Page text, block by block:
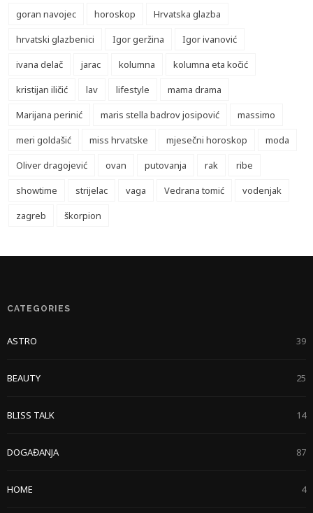
goran navojec
horoskop
Hrvatska glazba
hrvatski glazbenici
Igor geržina
Igor ivanović
ivana delač
jarac kolumna
kolumna eta kočić
kristijan iličić
lav lifestyle
mama drama
Marijana perinić
maris stella badrov josipović
massimo
meri goldašić
miss hrvatske mjesečni horoskop
moda
Oliver dragojević
ovan putovanja rak
ribe
showtime
strijelac vaga Vedrana tomić
vodenjak
zagreb
škorpion
CATEGORIES
ASTRO 39
BEAUTY 25
BLISS TALK 14
DOGAĐANJA 87
HOME 4